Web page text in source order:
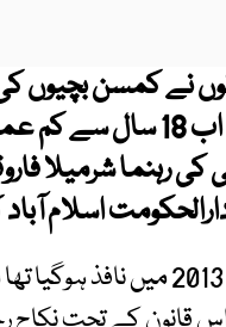
نے کمسن بچیوں
لیا۔ اس قانون کے
کی رہنما شرمیلا
اسلام
صوبہ سندھ میں یہ قانون